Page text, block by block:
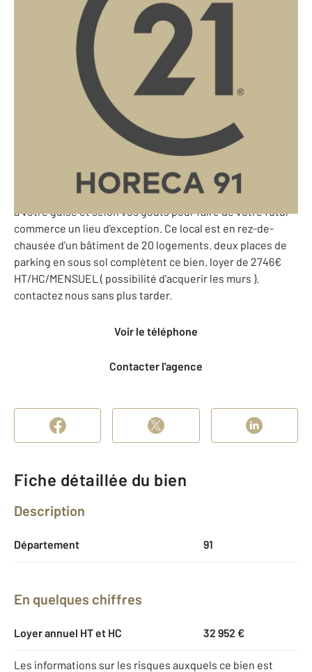
Ref: 10220666
32 952 €/an
91-HORECA 91 vous propose a la location dans une ville
dynamique de l'Essonne sur un emplacement premium, un
local commercial neuf. Situé sur un axe passant, local
commercial de 95m2. possibilité tous commerces sauf
béton au premier semestre 2024. les travaux seront a
votre charge vous laissant ainsi la possibilité d'aménager
a votre guise et selon vos gouts pour faire de votre futur
commerce un lieu d'exception. Ce local est en rez-de-
chausée d'un bâtiment de 20 logements. deux places de
parking en sous sol complètent ce bien. loyer de 2746€
HT/HC/MENSUEL ( possibilité d'acquerir les murs ).
contactez nous sans plus tarder.
Voir le téléphone
Contacter l'agence
Fiche détaillée du bien
Description
Département 91
En quelques chiffres
Loyer annuel HT et HC 32 952 €
Les informations sur les risques auxquels ce bien est